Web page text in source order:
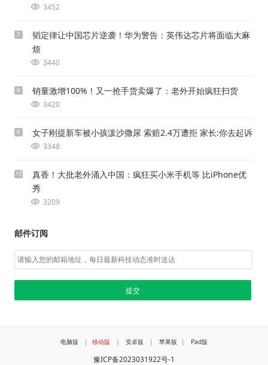
3452
7
韬定律让中国芯片逆袭！华为警告：英伟达芯片将面临大麻
烦
3440
8 销量激增100%！又一抢手货卖爆了：老外开始疯狂扫货
3420
9 女子刚提新车被小孩泼沙撒尿 索赔2.4万遭拒 家长:你去起诉
3348
10
真香！大批老外涌入中国：疯狂买小米手机等 比iPhone优
秀
3209
邮件订阅
电脑版 | 移动版 | 安卓版 | 苹果版 | Pad版
豫ICP备2023031922号-1